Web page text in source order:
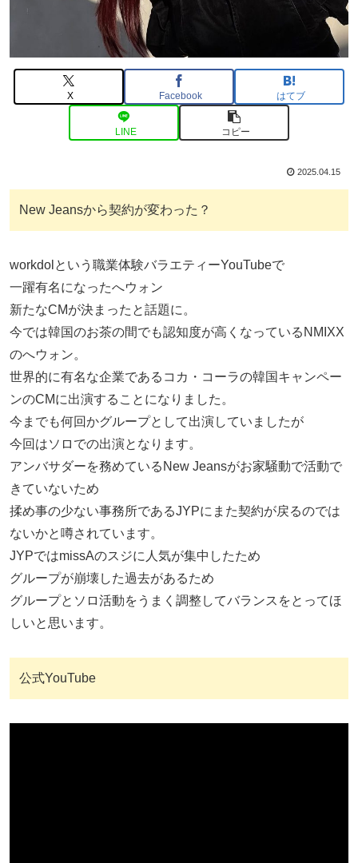
X Facebook はてブ
LINE コピー
2025.04.15
New Jeansから契約が変わった？
workdolという職業体験バラエティーYouTubeで
一躍有名になったへウォン
新たなCMが決まったと話題に。
今では韓国のお茶の間でも認知度が高くなっているNMIXX
のへウォン。
世界的に有名な企業であるコカ・コーラの韓国キャンペー
ンのCMに出演することになりました。
今までも何回かグループとして出演していましたが
今回はソロでの出演となります。
アンバサダーを務めているNew Jeansがお家騒動で活動で
きていないため
揉め事の少ない事務所であるJYPにまた契約が戻るのでは
ないかと噂されています。
JYPではmissAのスジに人気が集中したため
グループが崩壊した過去があるため
グループとソロ活動をうまく調整してバランスをとってほ
しいと思います。
公式YouTube